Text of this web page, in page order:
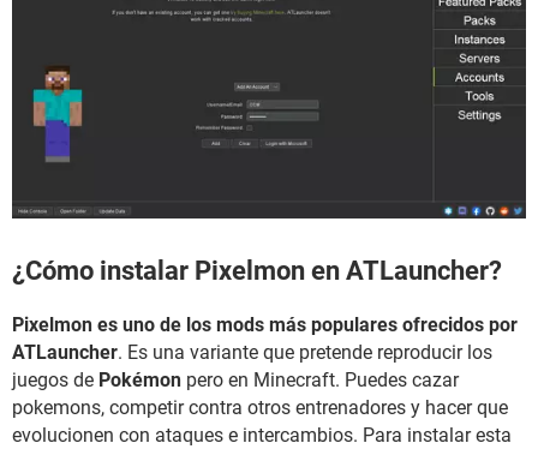
¿Cómo instalar Pixelmon en ATLauncher?
Pixelmon es uno de los mods más populares ofrecidos por
ATLauncher. Es una variante que pretende reproducir los
juegos de Pokémon pero en Minecraft. Puedes cazar
pokemons, competir contra otros entrenadores y hacer que
evolucionen con ataques e intercambios. Para instalar esta